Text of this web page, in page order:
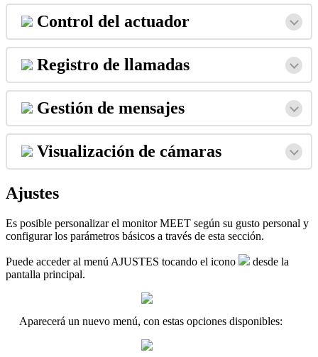
Control del actuador
Registro de llamadas
Gestión de mensajes
Visualización de cámaras
Ajustes
Es posible personalizar el monitor MEET según su gusto personal y
configurar los parámetros básicos a través de esta sección.
Puede acceder al menú AJUSTES tocando el icono desde la
pantalla principal.
Aparecerá un nuevo menú, con estas opciones disponibles: